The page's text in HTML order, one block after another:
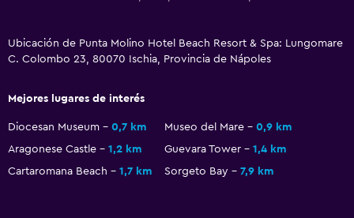
Ubicación de Punta Molino Hotel Beach Resort & Spa: Lungomare
C. Colombo 23, 80070 Ischia, Provincia de Nápoles
Mejores lugares de interés
Diocesan Museum 0,7 km Museo del Mare
0,9 km
Aragonese Castle
1,2 km Guevara Tower
1,4 km
Cartaromana Beach
1,7 km Sorgeto Bay 7,9 km